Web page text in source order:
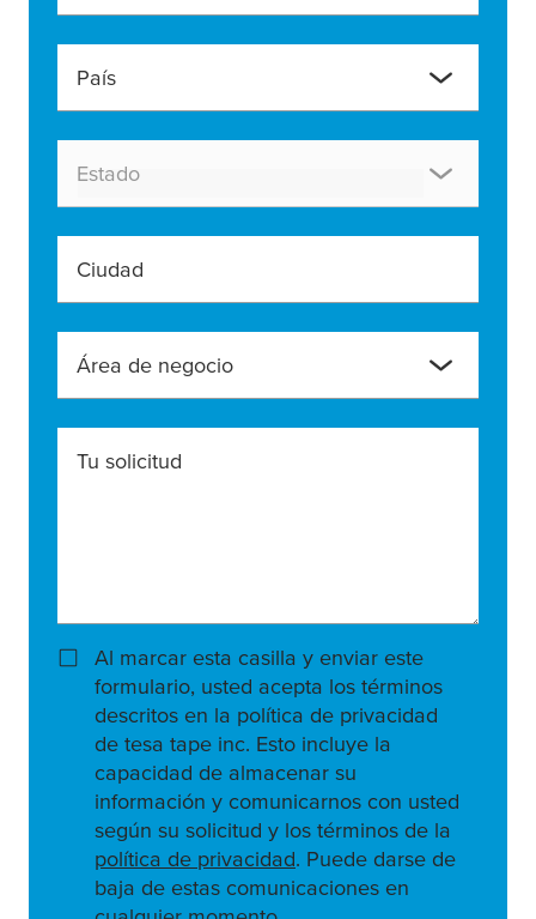
País
Estado
Ciudad
Área de negocio
Tu solicitud
Al marcar esta casilla y enviar este
formulario, usted acepta los términos
descritos en la política de privacidad
de tesa tape inc. Esto incluye la
capacidad de almacenar su
información y comunicarnos con usted
según su solicitud y los términos de la
política de privacidad. Puede darse de
baja de estas comunicaciones en